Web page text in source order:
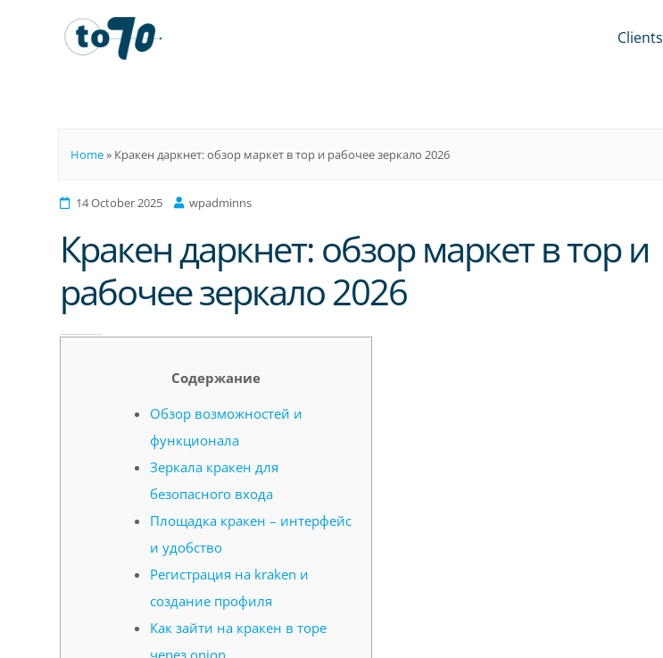
Clients
Home» Кракен даркнет: обзор маркет в тор и рабочее зеркало 2026
14 October 2025 wpadminns
Кракен даркнет: обзор маркет в тор и
рабочее зеркало 2026
Содержание
Обзор возможностей и
функционала
Зеркала кракен для
безопасного входа
Площадка кракен – интерфейс
и удобство
Регистрация на kraken и
создание профиля
Как зайти на кракен в торе
через onion